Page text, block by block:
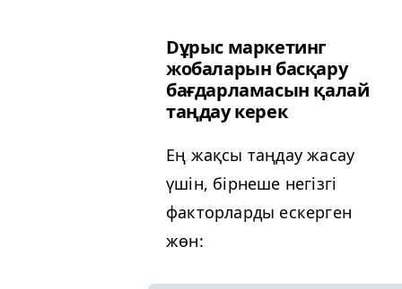
Dұрыс маркетинг
жобаларын басқару
бағдарламасын қалай
таңдау керек
Ең жақсы таңдау жасау
үшін, бірнеше негізгі
факторларды ескерген
жөн: